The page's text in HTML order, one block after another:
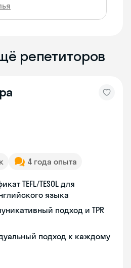
репетиторов
4 года опыта
TEFL/TESOL для
языка
подход и TPR
подход к каждому